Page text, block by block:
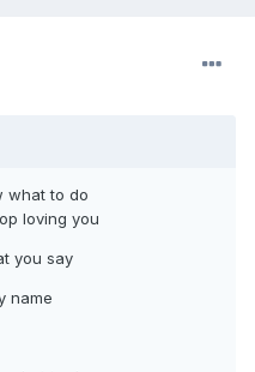
what to do
loving you
you say
name